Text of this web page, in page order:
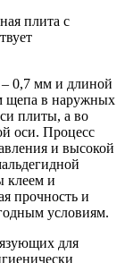
плита с
0,7 мм и длиной
щепа в наружных
плиты, а во
оси. Процесс
и высокой
клеем и
прочность и
условиям.
для